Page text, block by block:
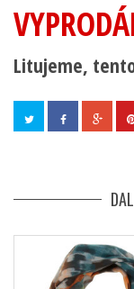
Litujeme,